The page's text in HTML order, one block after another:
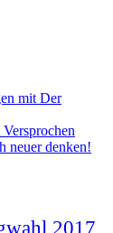
mit Der
neuer denken!
2017